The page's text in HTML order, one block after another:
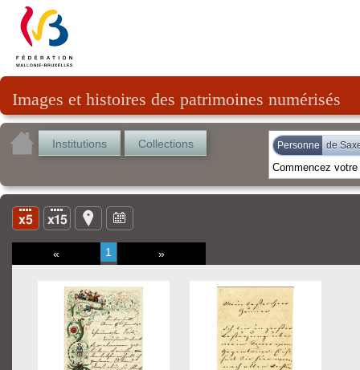
Images et histoires des patrimoines numérisés
Institutions Collections Personne de
« 1 »